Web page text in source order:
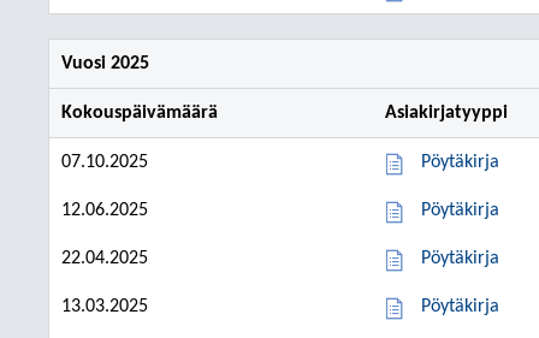
Vuosi 2025
Kokouspäivämäärä Asiakirjatyyppi
07.10.2025 Pöytäkirja
12.06.2025 Pöytäkirja
22.04.2025 Pöytäkirja
13.03.2025 Pöytäkirja